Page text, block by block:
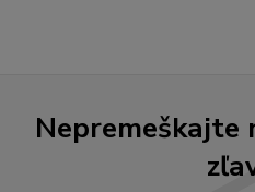
Nepremeškajte